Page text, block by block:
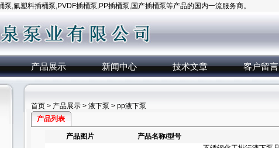
,氟塑料插桶泵,PVDF插桶泵,PP插桶泵,国产插桶泵等产品的国内一流服务商。
产品展示 新闻中心 技术文章 客户留言
首页> 产品展示> 液下泵 > pp液下泵
产品列表
产品图片 产品名称/型号